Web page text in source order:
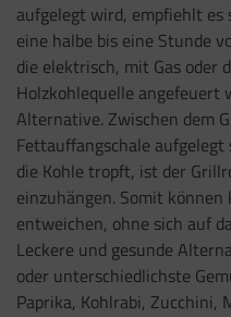
aufgelegt wird, empfiehlt es
eine halbe bis eine Stunde
die elektrisch, mit Gas oder
Holzkohlequelle angefeuert
Alternative. Zwischen dem
Fettauffangschale
die Kohle tropft, ist der
einzuhängen. Somit können
entweichen, ohne sich auf
Leckere und gesunde
oder unterschiedlichste
Paprika, Kohlrabi, Zucchini,